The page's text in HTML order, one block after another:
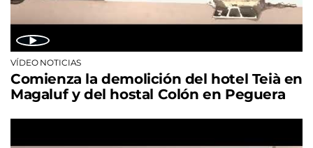
VÍDEO NOTICIAS
Comienza la demolición del hotel Teià en
Magaluf y del hostal Colón en Peguera